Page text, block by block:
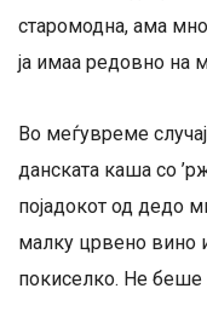
старомодна, ама
ја имаа редовно на
Во меѓувреме
данската каша со
појадокот од дедо
малку црвено вино
покиселко. Не